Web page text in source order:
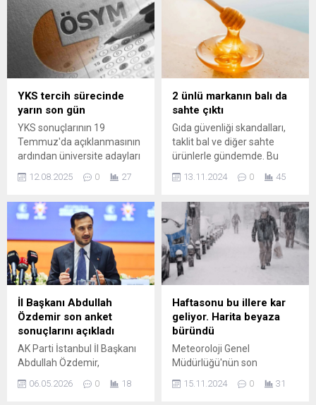
YKS tercih sürecinde
yarın son gün
YKS sonuçlarının 19
Temmuz'da açıklanmasının
ardından üniversite adayları
için tercih süreci 1
Ağustos'ta başlamıştı.
"ais.osym.gov.tr" internet
adresinden yapılabiliyor.
ÖSYM'nin açıklamasına
göre, adaylar tercih ...
12.08.2025 0 27
2 ünlü markanın balı da
sahte çıktı
Gıda güvenliği skandalları,
taklit bal ve diğer sahte
ürünlerle gündemde. Bu
yazıda, bu skandalların
nedenlerini, sonuçlarını ve
korunabileceğini keşfedin.
13.11.2024 0 45
İl Başkanı Abdullah
Özdemir son anket
sonuçlarını açıkladı
AK Parti İstanbul İl Başkanı
Abdullah Özdemir,
İstanbul yönetimine ve
06.05.2026 0 18
Haftasonu bu illere kar
geliyor. Harita beyaza
büründü
Meteoroloji Genel
Müdürlüğü'nün son
bilgilere göre; Ülkemizin batı
15.11.2024 0 31